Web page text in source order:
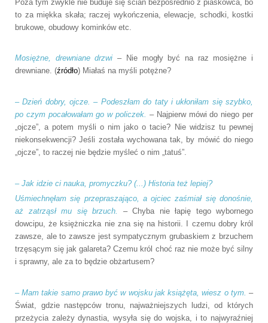
Poza tym zwykle nie buduje się ścian bezpośrednio z piaskowca, bo
to za miękka skała; raczej wykończenia, elewacje, schodki, kostki
brukowe, obudowy kominków etc.
Mosiężne, drewniane drzwi – Nie mogły być na raz mosiężne i
drewniane. (źródło) Miałaś na myśli potężne?
– Dzień dobry, ojcze. – Podeszłam do taty i ukłoniłam się szybko,
po czym pocałowałam go w policzek. – Najpierw mówi do niego per
„ojcze”, a potem myśli o nim jako o tacie? Nie widzisz tu pewnej
niekonsekwencji? Jeśli została wychowana tak, by mówić do niego
„ojcze”, to raczej nie będzie myśleć o nim „tatuś”.
– Jak idzie ci nauka, promyczku? (...) Historia też lepiej?
Uśmiechnęłam się przepraszająco, a ojciec zaśmiał się donośnie,
aż zatrząsł mu się brzuch. – Chyba nie łapię tego wybornego
dowcipu, że księżniczka nie zna się na historii. I czemu dobry król
zawsze, ale to zawsze jest sympatycznym grubaskiem z brzuchem
trzęsącym się jak galareta? Czemu król choć raz nie może być silny
i sprawny, ale za to będzie obżartusem?
– Mam takie samo prawo być w wojsku jak książęta, wiesz o tym. –
Świat, gdzie następców tronu, najważniejszych ludzi, od których
przeżycia zależy dynastia, wysyła się do wojska, i to najwyraźniej